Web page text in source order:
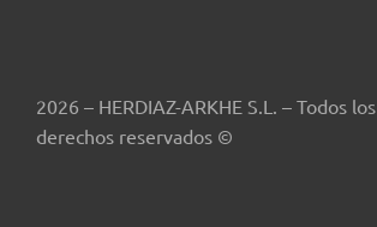
2026 – HERDIAZ-ARKHE S.L. – Todos los
derechos reservados ©